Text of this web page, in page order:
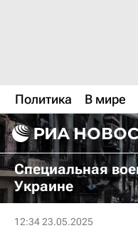
Политика В мире
Специальная
Украине
12:34 23.05.2025